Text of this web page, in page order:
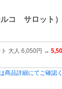
コ サロット）
ト 大人 6,050円 →
商品詳細にてご確認